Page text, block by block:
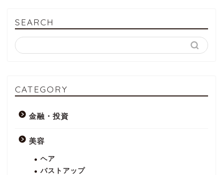
SEARCH
CATEGORY
金融・投資
美容
ヘア
バストアップ